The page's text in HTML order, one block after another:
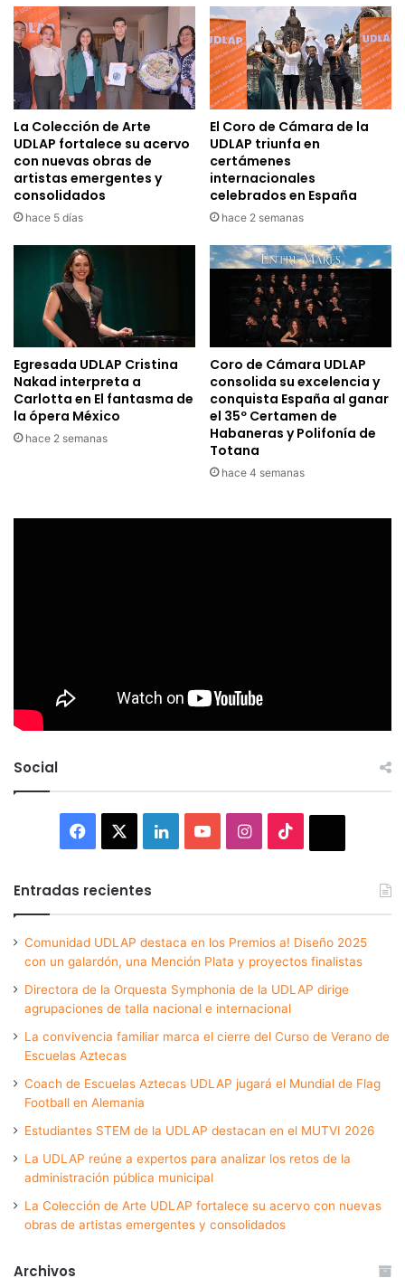
La Colección de Arte
UDLAP fortalece su acervo
con nuevas obras de
artistas emergentes y
consolidados
hace 5 días
El Coro de Cámara de la
UDLAP triunfa en
certámenes
internacionales
celebrados en España
hace 2 semanas
Egresada UDLAP Cristina
Nakad interpreta a
Carlotta en El fantasma de
la ópera México
hace 2 semanas
Coro de Cámara UDLAP
consolida su excelencia y
conquista España al ganar
el 35º Certamen de
Habaneras y Polifonía de
Totana
hace 4 semanas
Social
Facebook LinkedInYouTubeInstagram
Entradas recientes
Comunidad UDLAP destaca en los Premios a! Diseño 2025
con un galardón, una Mención Plata y proyectos finalistas
Directora de la Orquesta Symphonia de la UDLAP dirige
agrupaciones de talla nacional e internacional
La convivencia familiar marca el cierre del Curso de Verano de
Escuelas Aztecas
Coach de Escuelas Aztecas UDLAP jugará el Mundial de Flag
Football en Alemania
Estudiantes STEM de la UDLAP destacan en el MUTVI 2026
La UDLAP reúne a expertos para analizar los retos de la
administración pública municipal
La Colección de Arte UDLAP fortalece su acervo con nuevas
obras de artistas emergentes y consolidados
Archivos